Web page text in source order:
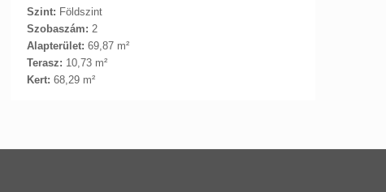
Szint: Földszint
Szobaszám: 2
Alapterület: 69,87 m²
Terasz: 10,73 m²
Kert: 68,29 m²